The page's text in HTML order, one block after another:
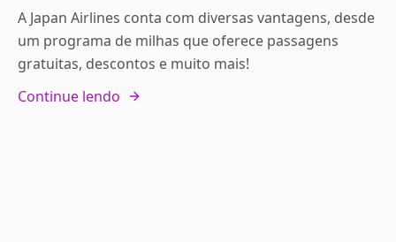
A Japan Airlines conta com diversas vantagens, desde
um programa de milhas que oferece passagens
gratuitas, descontos e muito mais!
Continue lendo